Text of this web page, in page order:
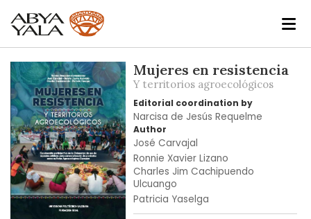
Skip
to
the
end
of
the
images
gallery
Mujeres en resistencia
Y territorios agroecológicos
Editorial coordination by
Narcisa de Jesús Requelme
Author
José Carvajal
Ronnie Xavier Lizano
Charles Jim Cachipuendo
Ulcuango
Patricia Yaselga